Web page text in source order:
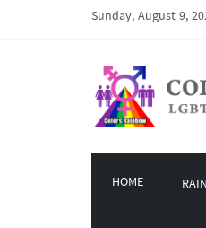
Sunday, August 9,
HOME